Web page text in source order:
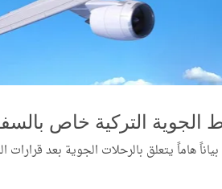
الجوية التركية خاص
هاماً يتعلق بالرحلات الجوية بعد قرارات